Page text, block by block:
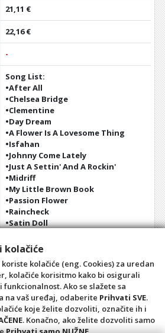
21,11 €
22,16 €
-
Song List:
•After All
•Chelsea Bridge
•Clementine
•Day Dream
•A Flower Is A Lovesome Thing
•Isfahan
•Johnny Come Lately
•Just A Settin' And A Rockin'
•Midriff
•My Little Brown Book
•Passion Flower
•Raincheck
•Satin Doll
•The Star-Crossed Lovers
•Take The 'A' Train
•Valse
Pravila privatnosti
Prigovor potrošača –
reklamacije
kolačiće
kolačiće (eng. Cookies) za uredan
kolačiće korisitmo kako bi osigurali
Ako se slažete sa
na vaš uređaj, odaberite Prihvati SVE.
koje želite dozvoliti, označite ih i
. Konačno, ako želite dozvoliti samo